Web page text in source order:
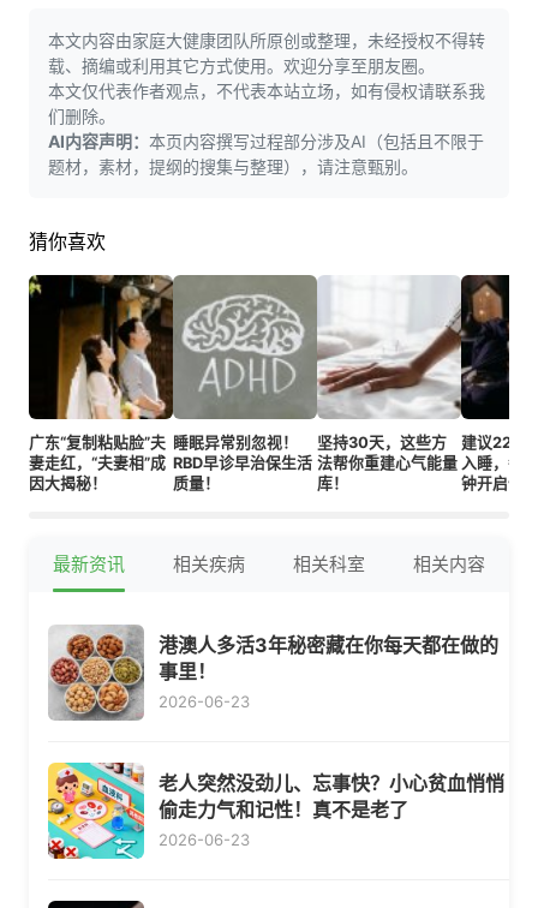
本文内容由家庭大健康团队所原创或整理，未经授权不得转
载、摘编或利用其它方式使用。欢迎分享至朋友圈。
本文仅代表作者观点，不代表本站立场，如有侵权请联系我
们删除。
AI内容声明： 本页内容撰写过程部分涉及AI（包括且不限于
题材，素材，提纲的搜集与整理），请注意甄别。
猜你喜欢
广东“复制粘贴脸”夫
妻走红，“夫妻相”成
因大揭秘！
睡眠异常别忽视！
RBD早诊早治保生活
质量！
坚持30天，这些方
法帮你重建心气能量
库！
建议
入睡，每
钟开启健
最新资讯 相关疾病 相关科室 相关内容
港澳人多活3年秘密藏在你每天都在做的
事里！
2026-06-23
老人突然没劲儿、忘事快？小心贫血悄悄
偷走力气和记性！真不是老了
2026-06-23